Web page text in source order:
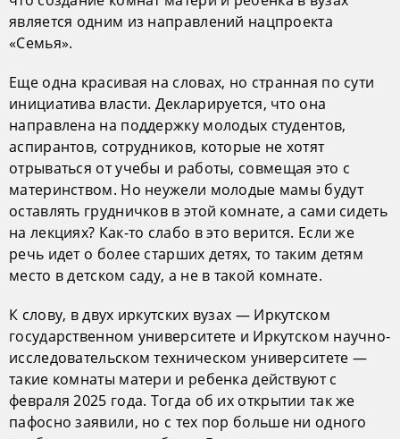
является одним из направлений нацпроекта
«Семья».
Еще одна красивая на словах, но странная по сути
инициатива власти. Декларируется, что она
направлена на поддержку молодых студентов,
аспирантов, сотрудников, которые не хотят
отрываться от учебы и работы, совмещая это с
материнством. Но неужели молодые мамы будут
оставлять грудничков в этой комнате, а сами сидеть
на лекциях? Как-то слабо в это верится. Если же
речь идет о более старших детях, то таким детям
место в детском саду, а не в такой комнате.
К слову, в двух иркутских вузах — Иркутском
государственном университете и Иркутском научно-
исследовательском техническом университете —
такие комнаты матери и ребенка действуют с
февраля 2025 года. Тогда об их открытии так же
пафосно заявили, но с тех пор больше ни одного